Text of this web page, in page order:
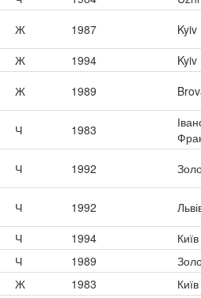
Ж 1987
Kyiv
Ж 1994
Kyiv
Ж 1989
Ч 1983
Ч 1992
Ч 1992
Ч 1994
Київ
Ч 1989
Ж 1983
Київ